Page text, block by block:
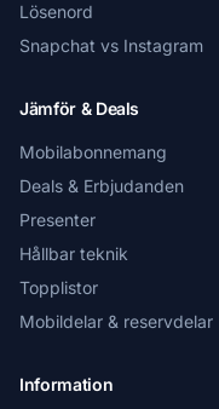
Lösenord
Snapchat vs Instagram
Jämför & Deals
Mobilabonnemang
Deals & Erbjudanden
Presenter
Hållbar teknik
Topplistor
Mobildelar & reservdelar
Information